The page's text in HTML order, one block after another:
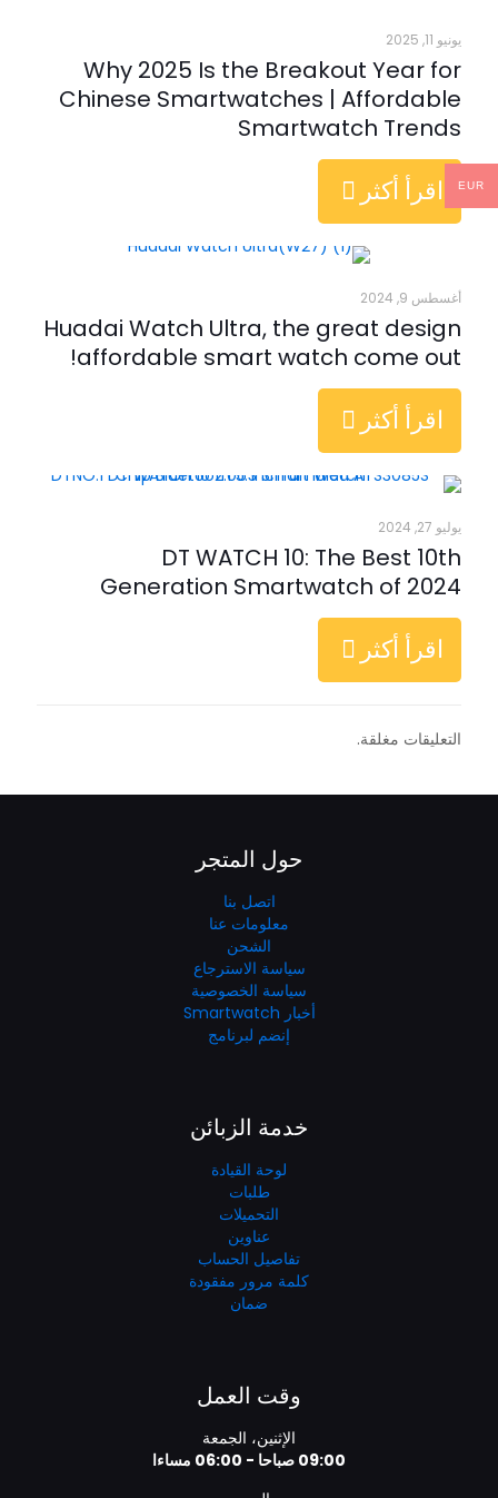
يونيو 11, 2025
Why 2025 Is the Breakout Year for
Chinese Smartwatches | Affordable
Smartwatch Trends
اقرأ أكثر
أغسطس 9, 2024
Huadai Watch Ultra, the great design
affordable smart watch come out!
اقرأ أكثر
يوليو 27, 2024
DT WATCH 10: The Best 10th
Generation Smartwatch of 2024
اقرأ أكثر
التعليقات مغلقة.
حول المتجر
اتصل بنا
معلومات عنا
الشحن
سياسة الاسترجاع
سياسة الخصوصية
أخبار Smartwatch
إنضم لبرنامج
خدمة الزبائن
لوحة القيادة
طلبات
التحميلات
عناوين
تفاصيل الحساب
كلمة مرور مفقودة
ضمان
وقت العمل
الإثنين، الجمعة
09:00 صباحا - 06:00 مساءا
EUR